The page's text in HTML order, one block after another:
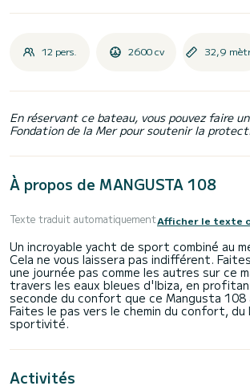
12 pers. 2600 cv 32,9
En réservant ce bateau, vous pouvez faire
Fondation de la Mer pour soutenir la
À propos de MANGUSTA 108
Texte traduit automatiquementAfficher le texte
Un incroyable yacht de sport combiné au
Cela ne vous laissera pas indifférent.
une journée pas comme les autres sur ce
travers les eaux bleues d'Ibiza, en
seconde du confort que ce Mangusta 108
Faites le pas vers le chemin du confort, du
Activités